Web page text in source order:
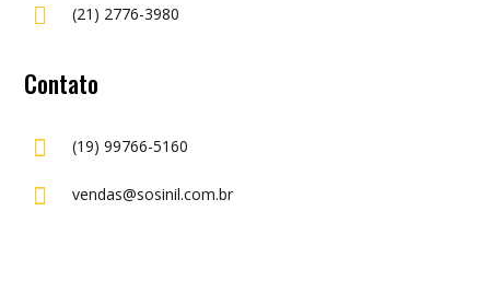
 (21) 2776-3980
Contato
 (19) 99766-5160
 vendas@sosinil.com.br